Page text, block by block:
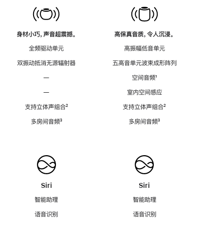
身材小巧，声音超震撼。
全频驱动单元
双振动抵消无源辐射器
—
—
支持立体声组合脚
²
多房间音频脚
³
Siri
智能助理
语音识别
高保真音质，令人沉浸。
高振幅低音单元
五高音单元波束成形阵列
空间音频脚
¹
室内空间感应
支持立体声组合脚
²
多房间音频脚
³
Siri
智能助理
语音识别